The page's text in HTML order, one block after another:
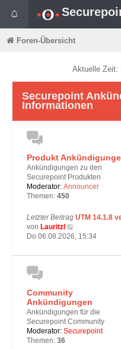
Foren-Übersicht
Aktuelle Zeit:
Securepoint
Informationen
Produkt
Ankündigungen zu den
Securepoint Produkten
Moderator: Announcer
Themen: 450
Letzter Beitrag UTM 14.1.8
von Lauritzl
e
e
B
e
i
t
Do 06.08.2026, 15:34
Community
Ankündigungen
Ankündigungen für die
Securepoint Community
Moderator: Securepoint
Themen: 36